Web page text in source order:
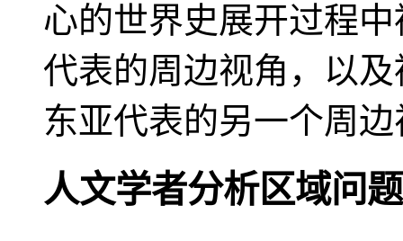
心的世界史展开过程
代表的周边视角，以
东亚代表的另一个周
人文学者分析区域问题